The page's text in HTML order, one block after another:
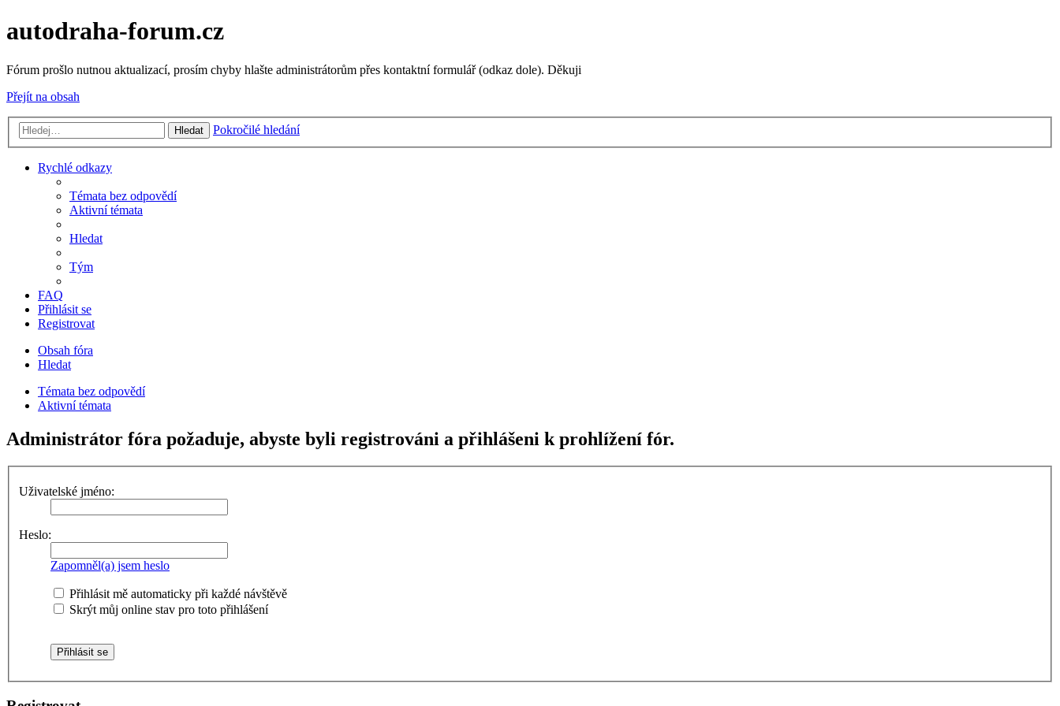
autodraha-forum.cz
Fórum prošlo nutnou aktualizací, prosím chyby hlašte administrátorům přes kontaktní formulář (odkaz dole). Děkuji
Přejít na obsah
Hledat Pokročilé hledání
Rychlé odkazy
Témata bez odpovědí
Aktivní témata
Hledat
Tým
FAQ
Přihlásit se
Registrovat
Obsah fóra
Hledat
Témata bez odpovědí
Aktivní témata
Administrátor fóra požaduje, abyste byli registrováni a přihlášeni k prohlížení fór.
Uživatelské jméno:
Heslo:
Zapomněl(a) jsem heslo
Přihlásit mě automaticky při každé návštěvě
Skrýt můj online stav pro toto přihlášení